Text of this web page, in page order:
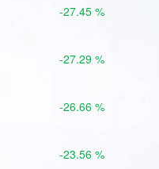
-27.45 %
-27.29 %
-26.66 %
-23.56 %